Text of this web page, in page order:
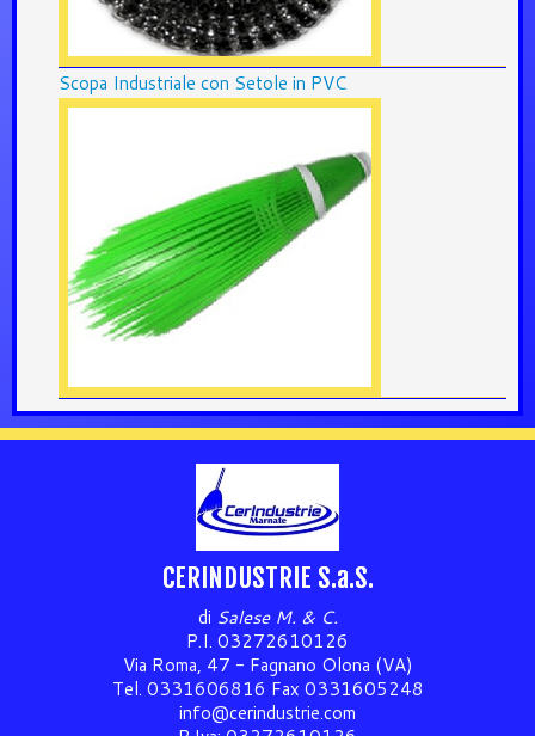
Scopa Industriale con Setole in PVC
CERINDUSTRIE S.a.S.
di Salese M. & C.
P.I. 03272610126
Via Roma, 47 - Fagnano Olona (VA)
Tel. 0331606816 Fax 0331605248
info@cerindustrie.com